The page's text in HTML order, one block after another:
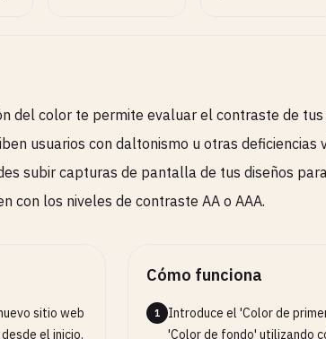
del color te permite evaluar el contraste de
usuarios con daltonismo u otras deficiencias
subir capturas de pantalla de tus diseños
con los niveles de contraste AA o AAA.
sitio web
el inicio.
Cómo funciona
1
Introduce el 'Color de
'Color de fondo' utilizando